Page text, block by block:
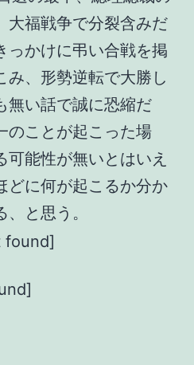
大福戦争で分裂含みだ
っかけに弔い合戦を掲
み、形勢逆転で大勝し
無い話で誠に恐縮だ
のことが起こった場
能性が無いとはいえ
どに何が起こるか分か
と思う。
found]